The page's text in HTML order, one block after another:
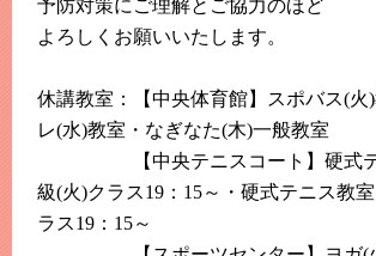
予防対策にご理解とご協力のほど
よろしくお願いいたします。
休講教室：【中央体育館】スポバス(火
レ(水)教室・なぎなた(木)一般教室
【中央テニスコート】硬式テ
級(火)クラス19：15～・硬式テニス教
ラス19：15～